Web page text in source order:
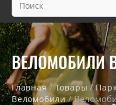
ВЕЛОМОБИЛИ
Главная/Товары /
Веломобили/